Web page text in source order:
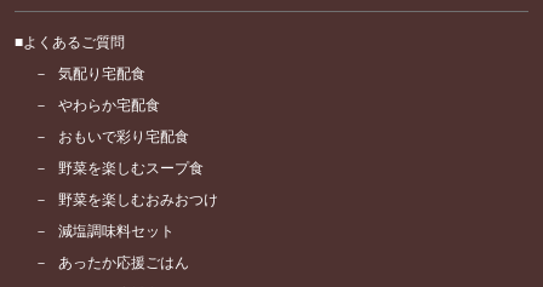
よくあるご質問
気配り宅配食
やわらか宅配食
おもいで彩り宅配食
野菜を楽しむスープ食
野菜を楽しむおみおつけ
減塩調味料セット
あったか応援ごはん